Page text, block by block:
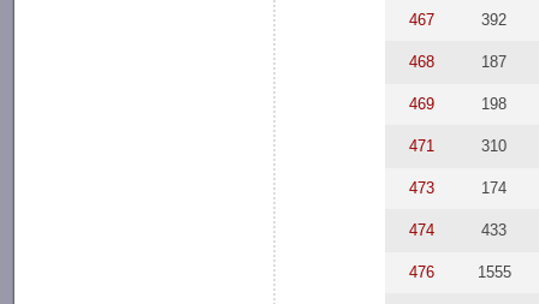
467 392
468 187
469 198
471 310
473 174
474 433
476 1555